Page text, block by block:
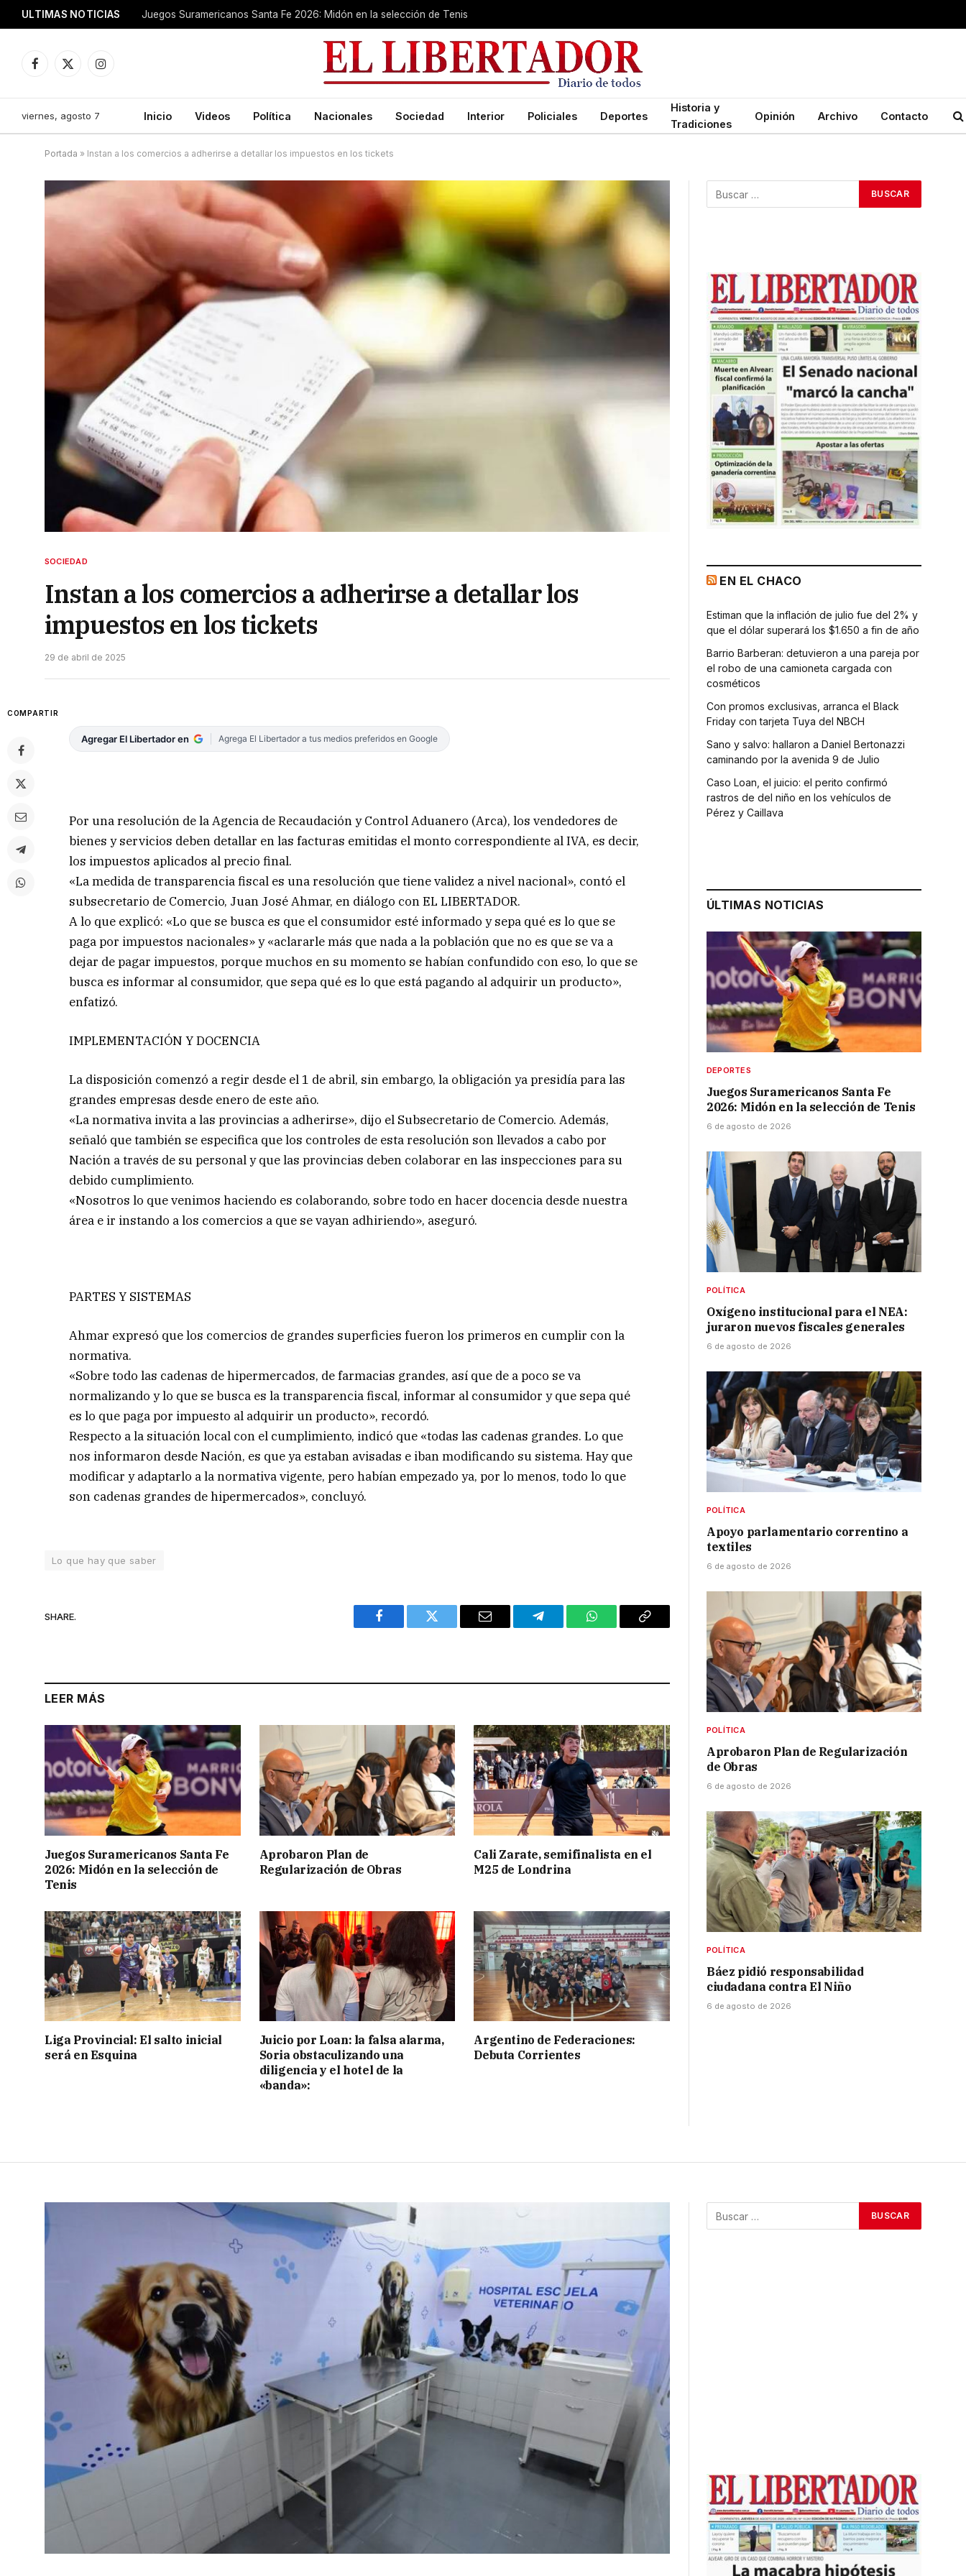
ULTIMAS NOTICIAS Juegos Suramericanos Santa Fe 2026: Midón en la selección de Tenis
Facebook
X
Instagram
viernes, agosto 7 Inicio Videos Política Nacionales Sociedad Interior Policiales Deportes
Historia y
Tradiciones
Opinión Archivo Contacto
Portada » Instan a los comercios a adherirse a detallar los impuestos en los tickets
SOCIEDAD
Instan a los comercios a adherirse a detallar los
impuestos en los tickets
29 de abril de 2025
COMPARTIR
Agregar El Libertador en Agrega El Libertador a tus medios preferidos en Google
Por una resolución de la Agencia de Recaudación y Control Aduanero (Arca), los vendedores de
bienes y servicios deben detallar en las facturas emitidas el monto correspondiente al IVA, es decir,
los impuestos aplicados al precio final.
«La medida de transparencia fiscal es una resolución que tiene validez a nivel nacional», contó el
subsecretario de Comercio, Juan José Ahmar, en diálogo con EL LIBERTADOR.
A lo que explicó: «Lo que se busca es que el consumidor esté informado y sepa qué es lo que se
paga por impuestos nacionales» y «aclararle más que nada a la población que no es que se va a
dejar de pagar impuestos, porque muchos en su momento se habían confundido con eso, lo que se
busca es informar al consumidor, que sepa qué es lo que está pagando al adquirir un producto»,
enfatizó.
IMPLEMENTACIÓN Y DOCENCIA
La disposición comenzó a regir desde el 1 de abril, sin embargo, la obligación ya presidía para las
grandes empresas desde enero de este año.
«La normativa invita a las provincias a adherirse», dijo el Subsecretario de Comercio. Además,
señaló que también se especifica que los controles de esta resolución son llevados a cabo por
Nación a través de su personal y que las provincias deben colaborar en las inspecciones para su
debido cumplimiento.
«Nosotros lo que venimos haciendo es colaborando, sobre todo en hacer docencia desde nuestra
área e ir instando a los comercios a que se vayan adhiriendo», aseguró.
PARTES Y SISTEMAS
Ahmar expresó que los comercios de grandes superficies fueron los primeros en cumplir con la
normativa.
«Sobre todo las cadenas de hipermercados, de farmacias grandes, así que de a poco se va
normalizando y lo que se busca es la transparencia fiscal, informar al consumidor y que sepa qué
es lo que paga por impuesto al adquirir un producto», recordó.
Respecto a la situación local con el cumplimiento, indicó que «todas las cadenas grandes. Lo que
nos informaron desde Nación, es que ya estaban avisadas e iban modificando su sistema. Hay que
modificar y adaptarlo a la normativa vigente, pero habían empezado ya, por lo menos, todo lo que
son cadenas grandes de hipermercados», concluyó.
Lo que hay que saber
SHARE.
Facebook Twitter Email Telegram WhatsAppCopy
LEER MÁS
Juegos Suramericanos Santa Fe
2026: Midón en la selección de
Tenis
Aprobaron Plan de
Regularización de Obras
Cali Zarate, semifinalista en el
M25 de Londrina
Liga Provincial: El salto inicial
será en Esquina
Juicio por Loan: la falsa alarma,
Soria obstaculizando una
diligencia y el hotel de la
«banda»:
Argentino de Federaciones:
Debuta Corrientes
EN EL CHACO
Estiman que la inflación de julio fue del 2% y
que el dólar superará los $1.650 a fin de año
Barrio Barberan: detuvieron a una pareja por
el robo de una camioneta cargada con
cosméticos
Con promos exclusivas, arranca el Black
Friday con tarjeta Tuya del NBCH
Sano y salvo: hallaron a Daniel Bertonazzi
caminando por la avenida 9 de Julio
Caso Loan, el juicio: el perito confirmó
rastros de del niño en los vehículos de
Pérez y Caillava
ÚLTIMAS NOTICIAS
DEPORTES
Juegos Suramericanos Santa Fe
2026: Midón en la selección de Tenis
6 de agosto de 2026
POLÍTICA
Oxígeno institucional para el NEA:
juraron nuevos fiscales generales
6 de agosto de 2026
POLÍTICA
Apoyo parlamentario correntino a
textiles
6 de agosto de 2026
POLÍTICA
Aprobaron Plan de Regularización
de Obras
6 de agosto de 2026
POLÍTICA
Báez pidió responsabilidad
ciudadana contra El Niño
6 de agosto de 2026